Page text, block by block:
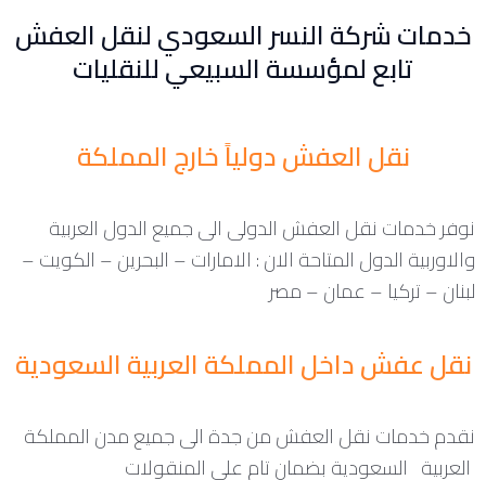
خدمات شركة النسر السعودي لنقل العفش
تابع لمؤسسة السبيعي للنقليات
نقل العفش دولياً خارج المملكة
نوفر خدمات نقل العفش الدولى الى جميع الدول العربية
والاوربية الدول المتاحة الان : الامارات – البحرين – الكويت –
لبنان – تركيا – عمان – مصر
نقل عفش داخل المملكة العربية السعودية
نقدم خدمات نقل العفش من جدة الى جميع مدن المملكة